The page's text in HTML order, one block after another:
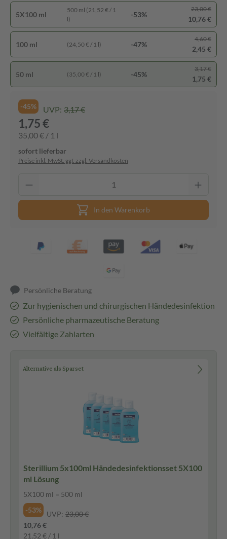
5X100 ml
500 ml (21,52 € / 1
l)
-53%
23,00 €
10,76 €
100 ml (24,50 € / 1 l) -47%
4,60 €
2,45 €
50 ml (35,00 € / 1 l) -45%
3,17 €
1,75 €
-45% UVP: 3,17 €
1,75 €
35,00 € / 1 l
sofort lieferbar
Preise inkl. MwSt. ggf. zzgl. Versandkosten
In den Warenkorb
Persönliche Beratung
Zur hygienischen und chirurgischen Händedesinfektion
Persönliche pharmazeutische Beratung
Vielfältige Zahlarten
Alternative als Sparset
Sterillium 5x100ml Händedesinfektionsset 5X100
ml Lösung
5X100 ml = 500 ml
-53%
UVP: 23,00 €
10,76 €
21,52 € / 1 l